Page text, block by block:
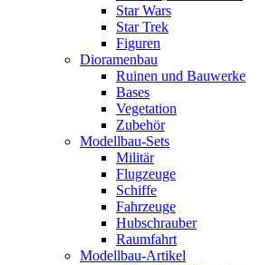
Star Wars
Star Trek
Figuren
Dioramenbau
Ruinen und Bauwerke
Bases
Vegetation
Zubehör
Modellbau-Sets
Militär
Flugzeuge
Schiffe
Fahrzeuge
Hubschrauber
Raumfahrt
Modellbau-Artikel